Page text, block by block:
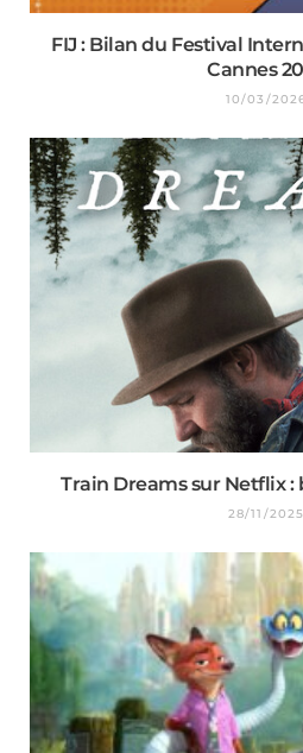
FIJ : Bilan du Festival
Cannes
10/03/
Train Dreams sur Netflix
28/11/2025